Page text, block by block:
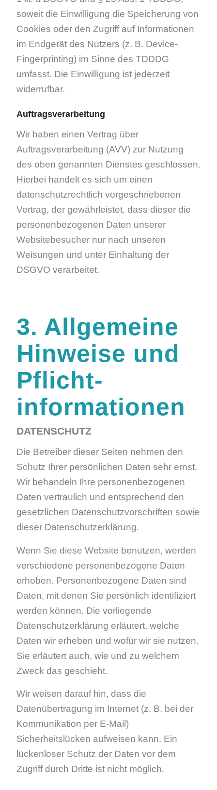
soweit die Einwilligung die Speicherung von
Cookies oder den Zugriff auf Informationen
im Endgerät des Nutzers (z. B. Device-
Fingerprinting) im Sinne des TDDDG
umfasst. Die Einwilligung ist jederzeit
widerrufbar.
Auftragsverarbeitung
Wir haben einen Vertrag über
Auftragsverarbeitung (AVV) zur Nutzung
des oben genannten Dienstes geschlossen.
Hierbei handelt es sich um einen
datenschutzrechtlich vorgeschriebenen
Vertrag, der gewährleistet, dass dieser die
personenbezogenen Daten unserer
Websitebesucher nur nach unseren
Weisungen und unter Einhaltung der
DSGVO verarbeitet.
3. Allgemeine
Hinweise und
Pflicht­
informationen
DATENSCHUTZ
Die Betreiber dieser Seiten nehmen den
Schutz Ihrer persönlichen Daten sehr ernst.
Wir behandeln Ihre personenbezogenen
Daten vertraulich und entsprechend den
gesetzlichen Datenschutzvorschriften sowie
dieser Datenschutzerklärung.
Wenn Sie diese Website benutzen, werden
verschiedene personenbezogene Daten
erhoben. Personenbezogene Daten sind
Daten, mit denen Sie persönlich identifiziert
werden können. Die vorliegende
Datenschutzerklärung erläutert, welche
Daten wir erheben und wofür wir sie nutzen.
Sie erläutert auch, wie und zu welchem
Zweck das geschieht.
Wir weisen darauf hin, dass die
Datenübertragung im Internet (z. B. bei der
Kommunikation per E-Mail)
Sicherheitslücken aufweisen kann. Ein
lückenloser Schutz der Daten vor dem
Zugriff durch Dritte ist nicht möglich.